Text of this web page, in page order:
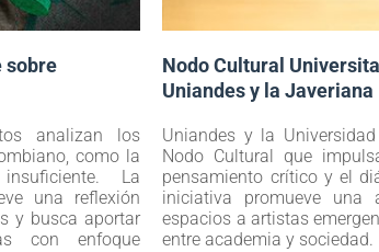
sobre
analizan los
como la
La
una reflexión
y busca aportar
con enfoque
Nodo Cultural
Uniandes y la Javeriana
Uniandes y la
Nodo Cultural que
pensamiento crítico y el
iniciativa promueve una
espacios a artistas
entre academia y sociedad.